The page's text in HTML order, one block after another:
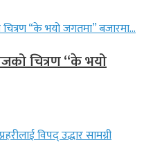
चित्रण “के भयो